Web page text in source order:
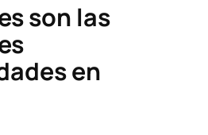
son las
en